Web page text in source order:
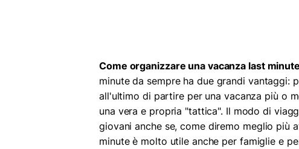
Come organizzare una vacanza last minute
minute da sempre ha due grandi vantaggi:
all'ultimo di partire per una vacanza più o
una vera e propria "tattica". Il modo di
giovani anche se, come diremo meglio più
minute è molto utile anche per famiglie e